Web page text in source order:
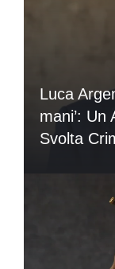
Luca
mani’:
Svolta